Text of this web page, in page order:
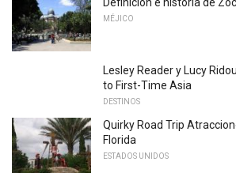
MÉJICO
Lesley Reader y Lucy
to First-Time Asia
DESTINOS
Quirky Road Trip
Florida
ESTADOS UNIDOS